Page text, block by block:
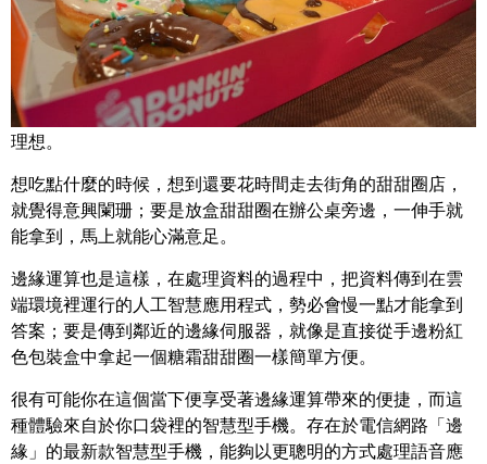
邊緣運算就跟甜甜圈一樣，擺放在愈靠近消費者的地方愈是
理想。
想吃點什麼的時候，想到還要花時間走去街角的甜甜圈店，
就覺得意興闌珊；要是放盒甜甜圈在辦公桌旁邊，一伸手就
能拿到，馬上就能心滿意足。
邊緣運算也是這樣，在處理資料的過程中，把資料傳到在雲
端環境裡運行的人工智慧應用程式，勢必會慢一點才能拿到
答案；要是傳到鄰近的邊緣伺服器，就像是直接從手邊粉紅
色包裝盒中拿起一個糖霜甜甜圈一樣簡單方便。
很有可能你在這個當下便享受著邊緣運算帶來的便捷，而這
種體驗來自於你口袋裡的智慧型手機。存在於電信網路「邊
緣」的最新款智慧型手機，能夠以更聰明的方式處理語音應